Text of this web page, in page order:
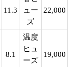
11.3
ュー
ズ
22,000
8.1
温度
ヒュ
ーズ
19,000